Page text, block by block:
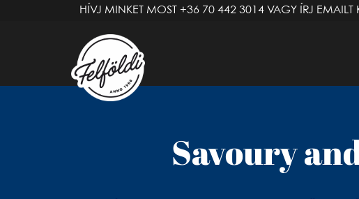
HÍVJ MINKET MOST +36 70 442 3014 VAGY ÍRJ EMAILT
Savoury